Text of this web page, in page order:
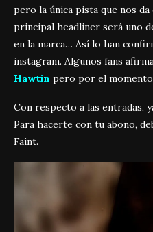
pero la única pista que nos
principal headliner será uno
en la marca… Así lo han
instagram. Algunos fans
Hawtin pero por el
Con respecto a las entradas,
Para hacerte con tu abono,
Faint.